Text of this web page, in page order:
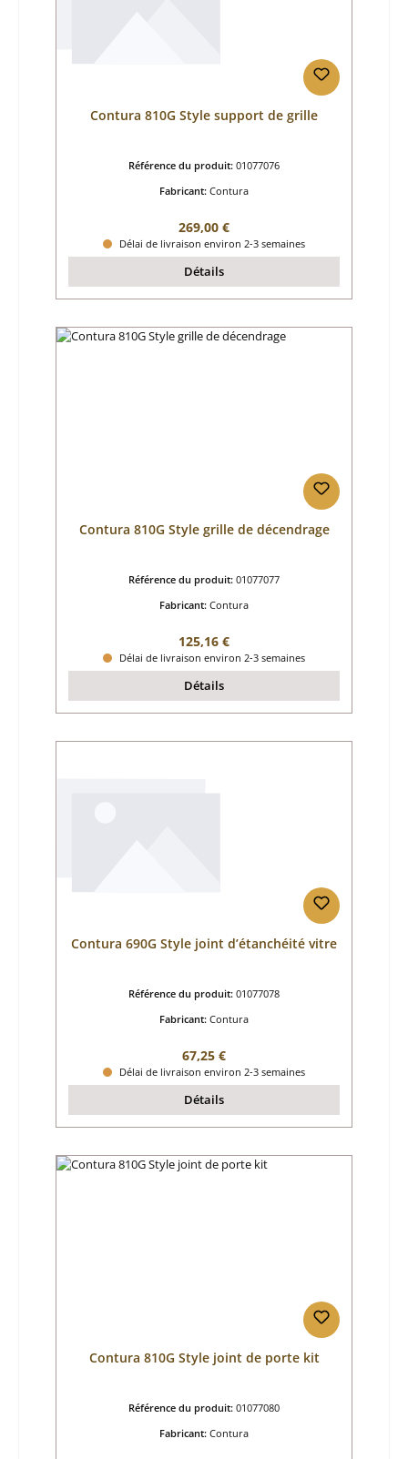
Contura 810G Style support de grille
Référence du produit: 01077076
Fabricant: Contura
Prix régulier :
269,00 €
Délai de livraison environ 2-3 semaines
Détails
Contura 810G Style grille de décendrage
Référence du produit: 01077077
Fabricant: Contura
Prix régulier :
125,16 €
Délai de livraison environ 2-3 semaines
Détails
Contura 690G Style joint d’étanchéité vitre
Référence du produit: 01077078
Fabricant: Contura
Prix régulier :
67,25 €
Délai de livraison environ 2-3 semaines
Détails
Contura 810G Style joint de porte kit
Référence du produit: 01077080
Fabricant: Contura